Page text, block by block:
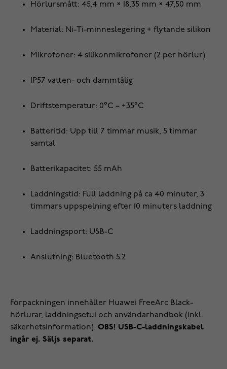
Hörlursmått: 45,4 mm × 18,35 mm × 47,50 mm
Material: Ni-Ti-minneslegering + flytande silikon
Mikrofoner: 4 silikonmikrofoner (2 per hörlur)
IP57 vatten- och dammtålig
Driftstemperatur: 0°C – +35°C
Batteritid: Upp till 7 timmar musik, 5 timmar
samtal
Batterikapacitet: 55 mAh
Laddningstid: Full laddning på ca 40 minuter, 3
timmars uppspelning efter 10 minuters laddning
Laddningsport: USB-C
Anslutning: Bluetooth 5.2
Förpackningen innehåller Huawei FreeArc Black-
hörlurar, laddningsetui och användarhandbok (inkl.
säkerhetsinformation). OBS! USB-C-laddningskabel
ingår ej. Säljs separat.